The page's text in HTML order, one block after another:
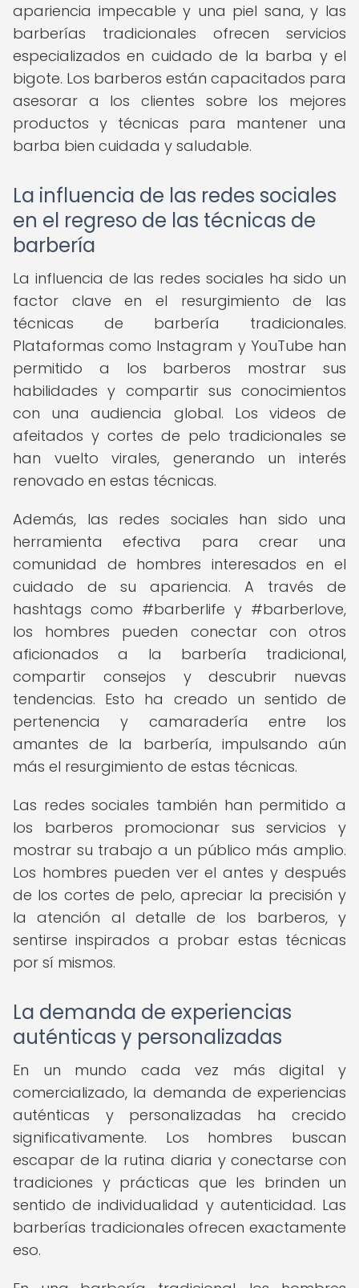
apariencia impecable y una piel sana, y las
barberías tradicionales ofrecen servicios
especializados en cuidado de la barba y el
bigote. Los barberos están capacitados para
asesorar a los clientes sobre los mejores
productos y técnicas para mantener una
barba bien cuidada y saludable.
La influencia de las redes sociales
en el regreso de las técnicas de
barbería
La influencia de las redes sociales ha sido un
factor clave en el resurgimiento de las
técnicas de barbería tradicionales.
Plataformas como Instagram y YouTube han
permitido a los barberos mostrar sus
habilidades y compartir sus conocimientos
con una audiencia global. Los videos de
afeitados y cortes de pelo tradicionales se
han vuelto virales, generando un interés
renovado en estas técnicas.
Además, las redes sociales han sido una
herramienta efectiva para crear una
comunidad de hombres interesados en el
cuidado de su apariencia. A través de
hashtags como #barberlife y #barberlove,
los hombres pueden conectar con otros
aficionados a la barbería tradicional,
compartir consejos y descubrir nuevas
tendencias. Esto ha creado un sentido de
pertenencia y camaradería entre los
amantes de la barbería, impulsando aún
más el resurgimiento de estas técnicas.
Las redes sociales también han permitido a
los barberos promocionar sus servicios y
mostrar su trabajo a un público más amplio.
Los hombres pueden ver el antes y después
de los cortes de pelo, apreciar la precisión y
la atención al detalle de los barberos, y
sentirse inspirados a probar estas técnicas
por sí mismos.
La demanda de experiencias
auténticas y personalizadas
En un mundo cada vez más digital y
comercializado, la demanda de experiencias
auténticas y personalizadas ha crecido
significativamente. Los hombres buscan
escapar de la rutina diaria y conectarse con
tradiciones y prácticas que les brinden un
sentido de individualidad y autenticidad. Las
barberías tradicionales ofrecen exactamente
eso.